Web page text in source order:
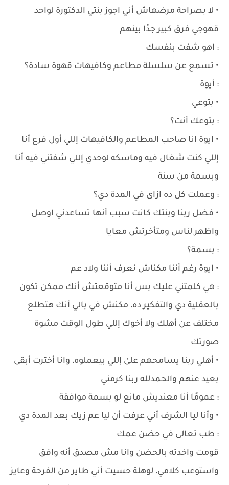
• لا بصراحة مرضهاش أني اجوز بنتي الدكتورة لواحد
قهوجي فرق كبير جدًا بينهم
: اهو شفت بنفسك
• تسمع عن سلسلة مطاعم وكافيهات قهوة سادة؟
: أيوة
• بتوعي
: بتوعك أنت؟
• ايوة انا صاحب المطاعم والكافيهات إللي أول فرع أنا
إللي كنت شغال فيه وماسكه لوحدي إللي شفتني فيه أنا
وبسمة من سنة
: وعملت كل ده ازاى في المدة دي؟
• فضل ربنا وبنتك كانت سبب أنها تساعدني اوصل
واظهر لناس ومتأخرتش معايا
: بسمة؟
• ايوة رغم أننا مكناش نعرف أننا ولاد عم
: هي كلمتني عليك بس أنا متوقعتش أنك ممكن تكون
بالعقلية دي والتفكير ده، مكنش في بالي أنك هتطلع
مختلف عن أهلك ولا أخوك إللي طول الوقت مشوة
صورتك
• أهلي ربنا يسامحهم علىٰ إللي بيعملوه، وانا أخترت أبقى
بعيد عنهم والحمدلله ربنا كرمني
: عمومًا أنا معنديش مانع لو بسمة موافقة
• وأنا ليا الشرف أني عرفت أن ليا عم زيك بعد المدة دي
: طب تعالى في حضن عمك
قومت واخدته بالحضن وانا مش مصدق أنه وافق
واستوعب كلامي، لوهلة حسيت أني طاير من الفرحة وعايز